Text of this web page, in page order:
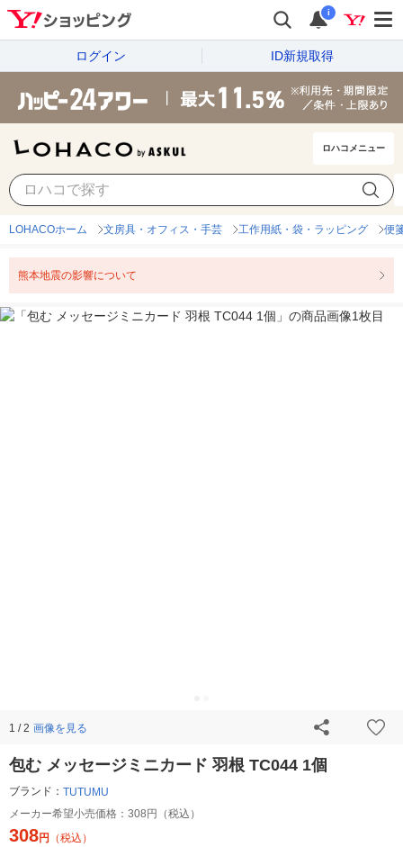
i
ログイン ID新規取得
ロハコメニュー
LOHACOホーム 文房具・オフィス・手芸 工作用紙・袋・ラッピング 便
熊本地震の影響について
1 / 2 画像を見る
包む メッセージミニカード 羽根 TC044 1個
ブランド： TUTUMU
メーカー希望小売価格： 308円（税込）
308円 （税込）